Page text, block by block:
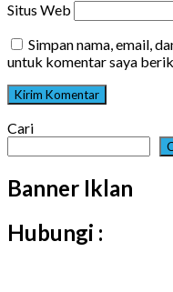
Situs Web
Simpan nama, email,
untuk komentar saya
Cari
Banner Iklan
Hubungi :